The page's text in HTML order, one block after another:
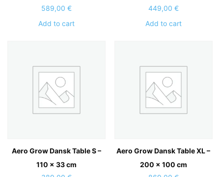
589,00€
Add to cart
449,00 €
Add to cart
Aero Grow Dansk Table S –
110 x 33 cm
Aero Grow Dansk Table XL –
200 x 100 cm